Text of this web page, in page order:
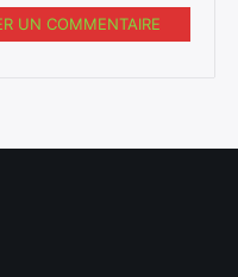
UN COMMENTAIRE